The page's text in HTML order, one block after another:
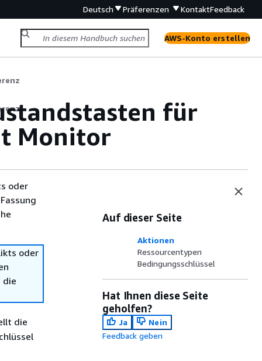
Deutsch Präferenzen KontaktFeedback
AWS-Konto erstellen
für
Monitor
oder
oder
die
die
Auf dieser Seite
Aktionen
Ressourcentypen
Bedingungsschlüssel
Hat Ihnen diese Seite
geholfen?
Ja
Nein
Feedback geben